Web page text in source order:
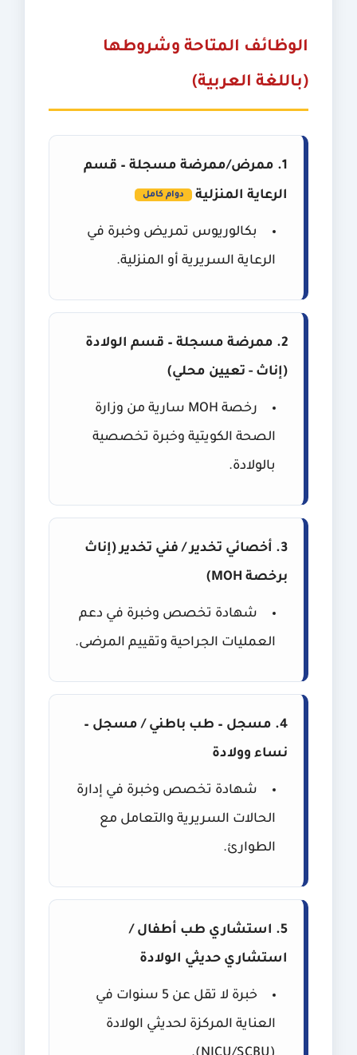
الوظائف المتاحة وشروطها
(باللغة العربية)
1. ممرض/ممرضة مسجلة – قسم
الرعاية المنزلية دوام كامل
بكالوريوس تمريض وخبرة في
الرعاية السريرية أو المنزلية.
2. ممرضة مسجلة – قسم الولادة
(إناث - تعيين محلي)
رخصة MOH سارية من وزارة
الصحة الكويتية وخبرة تخصصية
بالولادة.
3. أخصائي تخدير / فني تخدير (إناث
برخصة MOH)
شهادة تخصص وخبرة في دعم
العمليات الجراحية وتقييم المرضى.
4. مسجل – طب باطني / مسجل –
نساء وولادة
شهادة تخصص وخبرة في إدارة
الحالات السريرية والتعامل مع
الطوارئ.
5. استشاري طب أطفال /
استشاري حديثي الولادة
خبرة لا تقل عن 5 سنوات في
العناية المركزة لحديثي الولادة